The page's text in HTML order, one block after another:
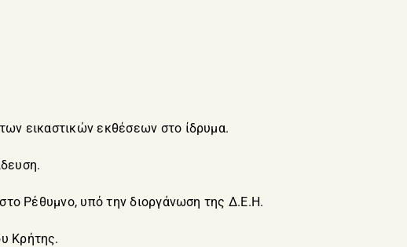
εικαστικών εκθέσεων στο ίδρυμα.
στο Ρέθυμνο, υπό την διοργάνωση της Δ.Ε.Η.
Κρήτης.